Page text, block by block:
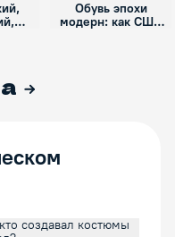
Обувь эпохи
модерн: как США
создавал костюмы